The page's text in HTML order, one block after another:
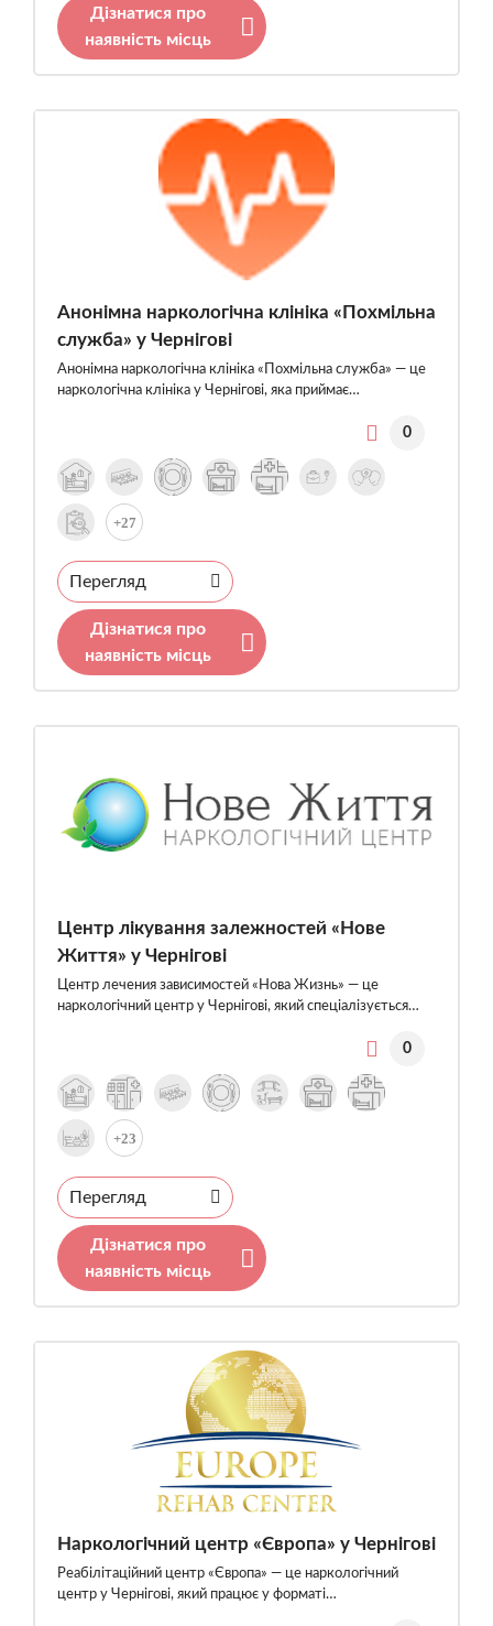
Дізнатися про
наявність місць
Анонімна наркологічна клініка «Похмільна
служба» у Чернігові
Анонімна наркологічна клініка «Похмільна служба» — це
наркологічна клініка у Чернігові, яка приймає…
0
+27
Перегляд
Дізнатися про
наявність місць
Центр лікування залежностей «Нове
Життя» у Чернігові
Центр лечения зависимостей «Нова Жизнь» — це
наркологічний центр у Чернігові, який спеціалізується…
0
+23
Перегляд
Дізнатися про
наявність місць
Наркологічний центр «Європа» у Чернігові
Реабілітаційний центр «Європа» — це наркологічний
центр у Чернігові, який працює у форматі…